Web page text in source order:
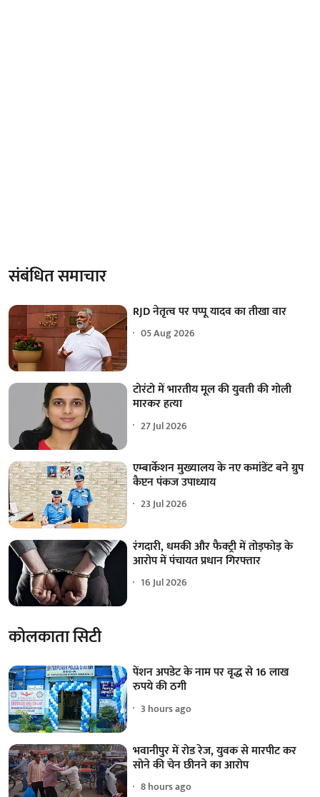
संबंधित समाचार
RJD नेतृत्व पर पप्पू यादव का तीखा वार
05 Aug 2026
टोरंटो में भारतीय मूल की युवती की गोली
मारकर हत्या
27 Jul 2026
एम्बार्केशन मुख्यालय के नए कमांडेंट बने ग्रुप
कैप्टन पंकज उपाध्याय
23 Jul 2026
रंगदारी, धमकी और फैक्ट्री में तोड़फोड़ के
आरोप में पंचायत प्रधान गिरफ्तार
16 Jul 2026
कोलकाता सिटी
पेंशन अपडेट के नाम पर वृद्ध से 16 लाख
रुपये की ठगी
3 hours ago
भवानीपुर में रोड रेज, युवक से मारपीट कर
सोने की चेन छीनने का आरोप
8 hours ago